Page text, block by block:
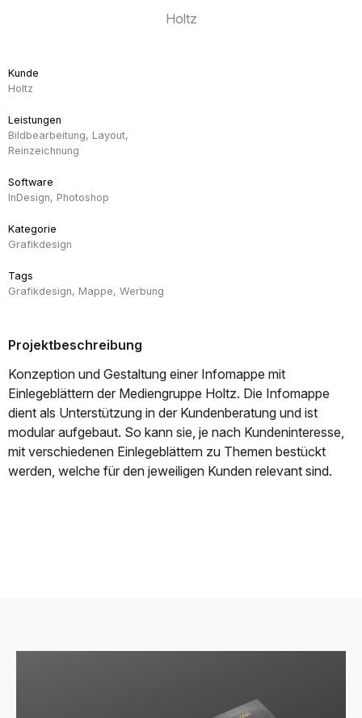
Holtz
Kunde
Holtz
Leistungen
Bildbearbeitung, Layout,
Reinzeichnung
Software
InDesign, Photoshop
Kategorie
Grafikdesign
Tags
Grafikdesign, Mappe, Werbung
Projektbeschreibung
Konzeption und Gestaltung einer Infomappe mit
Einlegeblättern der Mediengruppe Holtz. Die Infomappe
dient als Unterstützung in der Kundenberatung und ist
modular aufgebaut. So kann sie, je nach Kundeninteresse,
mit verschiedenen Einlegeblättern zu Themen bestückt
werden, welche für den jeweiligen Kunden relevant sind.